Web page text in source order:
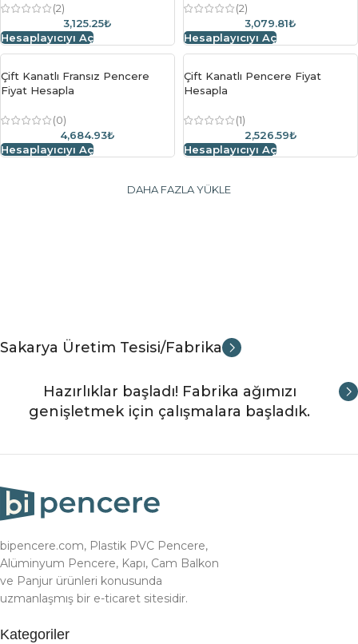
(2)
3,125.25₺
Hesaplayıcıyı Aç
(2)
3,079.81₺
Hesaplayıcıyı Aç
Çift Kanatlı Fransız Pencere
Fiyat Hesapla
(0)
4,684.93₺
Hesaplayıcıyı Aç
Çift Kanatlı Pencere Fiyat
Hesapla
(1)
2,526.59₺
Hesaplayıcıyı Aç
DAHA FAZLA YÜKLE
Sakarya Üretim Tesisi/Fabrika
Hazırlıklar başladı! Fabrika ağımızı
genişletmek için çalışmalara başladık.
bipencere.com, Plastik PVC Pencere,
Alüminyum Pencere, Kapı, Cam Balkon
ve Panjur ürünleri konusunda
uzmanlaşmış bir e-ticaret sitesidir.
Kategoriler